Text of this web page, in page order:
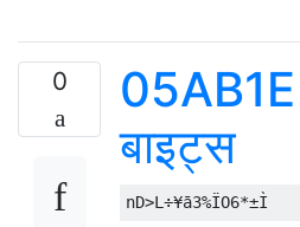
0 05AB1E
बाइट्स